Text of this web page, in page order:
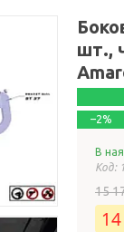
шт.,
–2%
В
Код:
15